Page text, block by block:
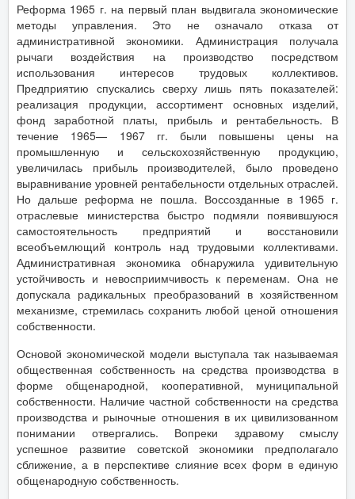
Реформа 1965 г. на первый план выдвигала экономические
методы управления. Это не означало отказа от
административной экономики. Администрация получала
рычаги воздействия на производство посредством
использования интересов трудовых коллективов.
Предприятию спускались сверху лишь пять показателей:
реализация продукции, ассортимент основных изделий,
фонд заработной платы, прибыль и рентабельность. В
течение 1965— 1967 гг. были повышены цены на
промышленную и сельскохозяйственную продукцию,
увеличилась прибыль производителей, было проведено
выравнивание уровней рентабельности отдельных отраслей.
Но дальше реформа не пошла. Воссозданные в 1965 г.
отраслевые министерства быстро подмяли появившуюся
самостоятельность предприятий и восстановили
всеобъемлющий контроль над трудовыми коллективами.
Административная экономика обнаружила удивительную
устойчивость и невосприимчивость к переменам. Она не
допускала радикальных преобразований в хозяйственном
механизме, стремилась сохранить любой ценой отношения
собственности.
Основой экономической модели выступала так называемая
общественная собственность на средства производства в
форме общенародной, кооперативной, муниципальной
собственности. Наличие частной собственности на средства
производства и рыночные отношения в их цивилизованном
понимании отвергались. Вопреки здравому смыслу
успешное развитие советской экономики предполагало
сближение, а в перспективе слияние всех форм в единую
общенародную собственность.